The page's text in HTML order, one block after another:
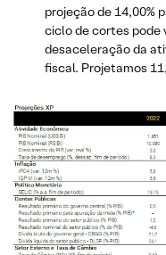
projeção de 14,00%
ciclo de cortes pode
desaceleração da
fiscal. Projetamos